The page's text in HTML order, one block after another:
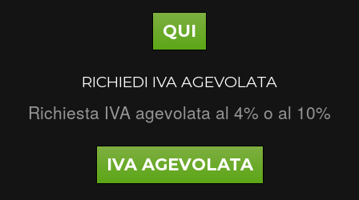
QUI
RICHIEDI IVA AGEVOLATA
Richiesta IVA agevolata al 4% o al 10%
IVA AGEVOLATA